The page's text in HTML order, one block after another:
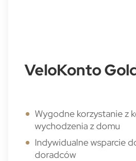
VeloKonto
Wygodne korzystanie z
wychodzenia z domu
Indywidualne wsparcie
doradców